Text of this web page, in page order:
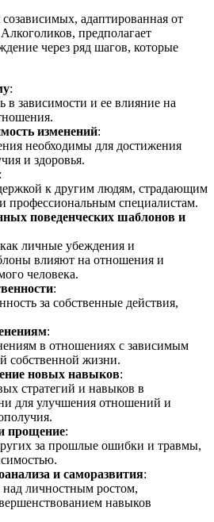
адаптированная от
предполагает
через ряд шагов, которые
:
в зависимости и ее влияние на
изменений:
необходимы для достижения
и здоровья.
:
к другим людям, страдающим
профессиональным специалистам.
поведенческих шаблонов и
личные убеждения и
влияют на отношения и
человека.
:
за собственные действия,
:
в отношениях с зависимым
собственной жизни.
новых навыков:
стратегий и навыков в
для улучшения отношений и
прощение:
за прошлые ошибки и травмы,
и саморазвития:
над личностным ростом,
навыков